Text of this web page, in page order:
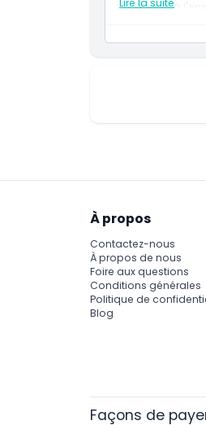
Lire la suite
Accès à
À propos
Contactez-nous
À propos de nous
Foire aux questions
Conditions générales
Politique de
Blog
Façons de